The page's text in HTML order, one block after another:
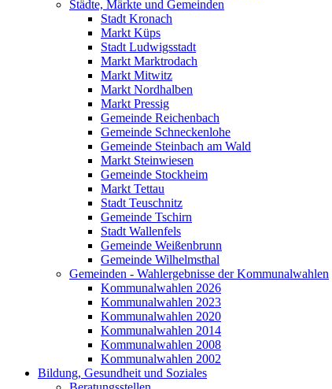
Städte, Märkte und Gemeinden
Stadt Kronach
Markt Küps
Stadt Ludwigsstadt
Markt Marktrodach
Markt Mitwitz
Markt Nordhalben
Markt Pressig
Gemeinde Reichenbach
Gemeinde Schneckenlohe
Gemeinde Steinbach am Wald
Markt Steinwiesen
Gemeinde Stockheim
Markt Tettau
Stadt Teuschnitz
Gemeinde Tschirn
Stadt Wallenfels
Gemeinde Weißenbrunn
Gemeinde Wilhelmsthal
Gemeinden - Wahlergebnisse der Kommunalwahlen
Kommunalwahlen 2026
Kommunalwahlen 2023
Kommunalwahlen 2020
Kommunalwahlen 2014
Kommunalwahlen 2008
Kommunalwahlen 2002
Bildung, Gesundheit und Soziales